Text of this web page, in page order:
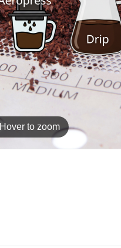
Hover to zoom